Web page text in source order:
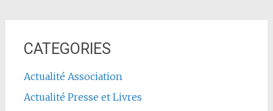
CATEGORIES
Actualité Association
Actualité Presse et Livres